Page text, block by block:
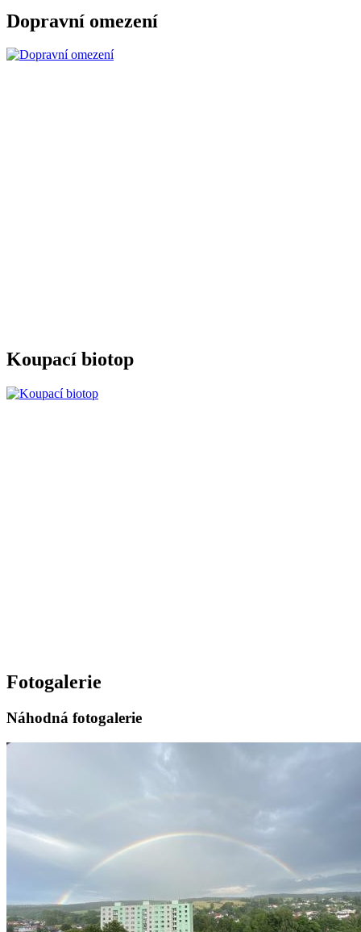
Dopravní omezení
Koupací biotop
Fotogalerie
Náhodná fotogalerie